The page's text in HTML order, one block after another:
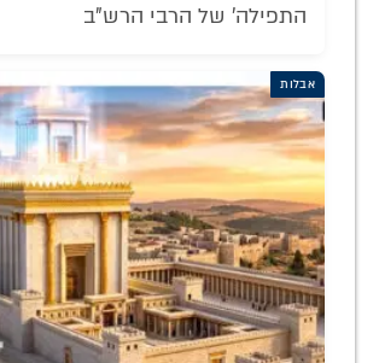
התפילה' של הרבי הרש"ב
אבלות